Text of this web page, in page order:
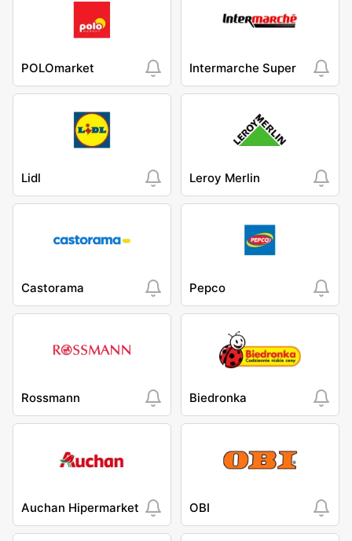
POLOmarket Intermarche Super
Lidl Leroy Merlin
Castorama Pepco
Rossmann Biedronka
Auchan Hipermarket OBI